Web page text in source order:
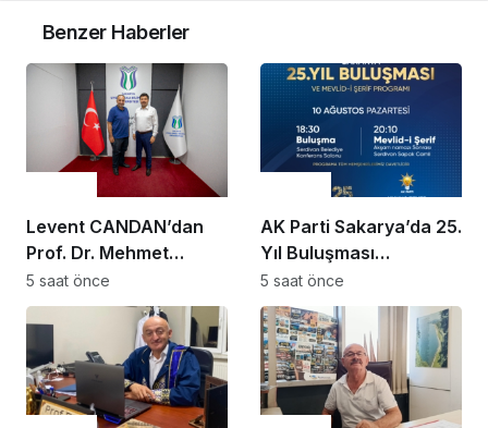
Benzer Haberler
Levent CANDAN’dan
Prof. Dr. Mehmet
SARIBIYIK’a vefa
ziyareti
5 saat önce
AK Parti Sakarya’da 25.
Yıl Buluşması
Düzenlenecek
5 saat önce